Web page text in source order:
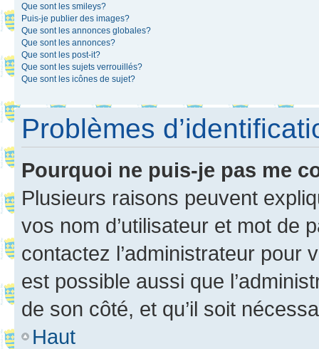
Que sont les smileys?
Puis-je publier des images?
Que sont les annonces globales?
Que sont les annonces?
Que sont les post-it?
Que sont les sujets verrouillés?
Que sont les icônes de sujet?
Problèmes
Pourquoi ne puis-je pas me
Plusieurs raisons peuvent
vos nom d’utilisateur et mot de
contactez l’administrateur pour
est possible aussi que
de son côté, et qu’il soit
Haut